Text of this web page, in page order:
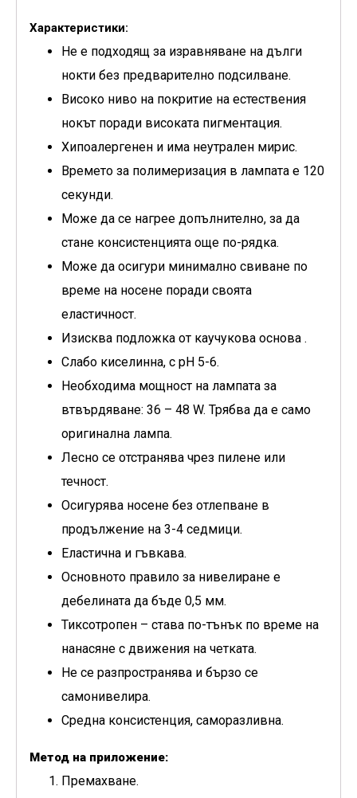
Характеристики:
Не е подходящ за изравняване на дълги
нокти без предварително подсилване.
Високо ниво на покритие на естествения
нокът поради високата пигментация.
Хипоалергенен и има неутрален мирис.
Времето за полимеризация в лампата е 120
секунди.
Може да се нагрее допълнително, за да
стане консистенцията още по-рядка.
Може да осигури минимално свиване по
време на носене поради своята
еластичност.
Изисква подложка от каучукова основа .
Слабо киселинна, с pH 5-6.
Необходима мощност на лампата за
втвърдяване: 36 – 48 W. Трябва да е само
оригинална лампа.
Лесно се отстранява чрез пилене или
течност.
Осигурява носене без отлепване в
продължение на 3-4 седмици.
Еластична и гъвкава.
Основното правило за нивелиране е
дебелината да бъде 0,5 мм.
Тиксотропен – става по-тънък по време на
нанасяне с движения на четката.
Не се разпространява и бързо се
самонивелира.
Средна консистенция, саморазливна.
Метод на приложение:
Премахване.